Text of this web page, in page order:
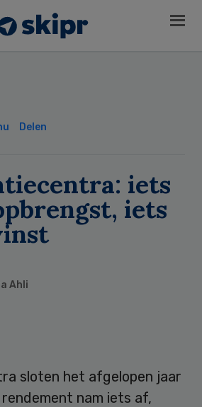
Delen
iets
iets
Ahli
sloten het afgelopen jaar
nam iets af,